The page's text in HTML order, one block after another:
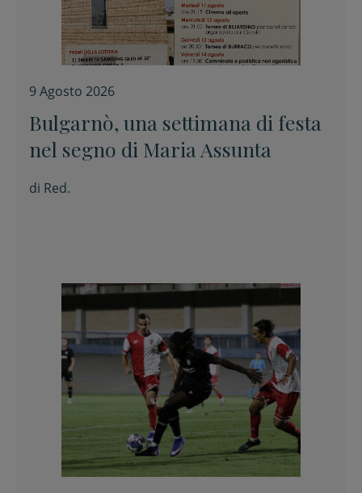
9 Agosto 2026
Bulgarnò, una settimana di festa
nel segno di Maria Assunta
di Red.